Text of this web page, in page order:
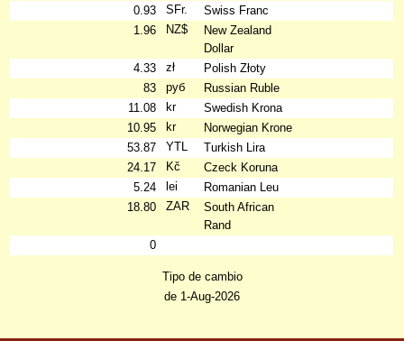
0.93
SFr.
Swiss Franc
1.96
NZ$
New Zealand
Dollar
4.33
zł
Polish Złoty
83
руб
Russian Ruble
11.08
kr
Swedish Krona
10.95
kr
Norwegian Krone
53.87
YTL
Turkish Lira
24.17
Kč
Czeck Koruna
5.24
lei
Romanian Leu
18.80
ZAR
South African
Rand
0
Tipo de cambio
de 1-Aug-2026